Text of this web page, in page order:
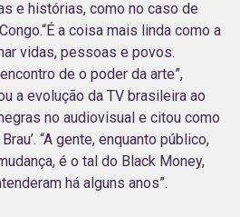
e histórias, como no caso de
a coisa mais linda como a
vidas, pessoas e povos.
de o poder da arte”,
a evolução da TV brasileira ao
no audiovisual e citou como
“A gente, enquanto público,
é o tal do Black Money,
há alguns anos”.